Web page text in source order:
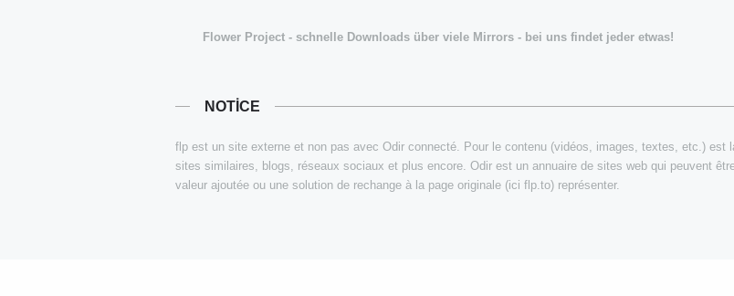
Flower Project - schnelle Downloads über viele Mirrors - bei uns findet jeder etwas!
NOTICE
flp est un site externe et non pas avec Odir connecté. Pour le contenu (vidéos, images, textes, etc.) est
sites similaires, blogs, réseaux sociaux et plus encore. Odir est un annuaire de sites web qui peuvent
valeur ajoutée ou une solution de rechange à la page originale (ici flp.to) représenter.